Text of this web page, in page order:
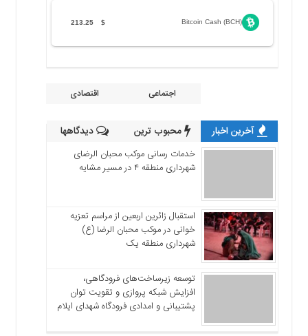
Bitcoin Cash (BCH)
$
213.25
اجتماعی اقتصادی
آخرین اخبار محبوب ترین دیدگاهها
خدمات رسانی موکب محبان الرضای
شهرداری منطقه ۴ در مسیر مشایه
استقبال زائرین اربعین از مراسم تعزیه
خوانی در موکب محبان الرضا (ع)
شهرداری منطقه یک
توسعه زیرساخت‌های فرودگاهی،
افزایش شبکه پروازی و تقویت توان
پشتیبانی و امدادی فرودگاه شهدای ایلام